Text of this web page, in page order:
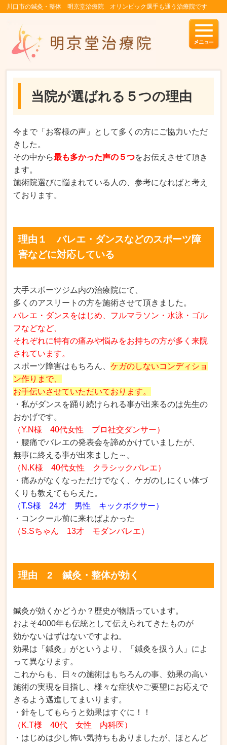
川口市の鍼灸・整体 明京堂治療院 オリンピック選手も通う治療院です
当院が選ばれる５つの理由
今まで「お客様の声」として多くの方にご協力いただ
きした。
その中から最も多かった声の５つをお伝えさせて頂き
ます。
施術院選びに悩まれている人の、参考になればと考え
ております。
理由１ バレエ・ダンスなどのスポーツ障
害などに対応している
大手スポーツジム内の治療院にて、
多くのアスリートの方を施術させて頂きました。
バレエ・ダンスをはじめ、フルマラソン・水泳・ゴル
フなどなど、
それぞれに特有の痛みや悩みをお持ちの方が多く来院
されています。
スポーツ障害はもちろん、ケガのしないコンディショ
ン作りまで、
お手伝いさせていただいております。
・私がダンスを踊り続けられる事が出来るのは先生の
おかげです。
（Y.N様 40代女性 プロ社交ダンサー）
・腰痛でバレエの発表会を諦めかけていましたが、
無事に終える事が出来ました～。
（N.K様 40代女性 クラシックバレエ）
・痛みがなくなっただけでなく、ケガのしにくい体づ
くりも教えてもらえた。
（T.S様 24才 男性 キックボクサー）
・コンクール前に来ればよかった
（S.Sちゃん 13才 モダンバレエ）
理由 2 鍼灸・整体が効く
鍼灸が効くかどうか？歴史が物語っています。
およそ4000年も伝統として伝えられてきたものが
効かないはずはないですよね。
効果は「鍼灸」がというより、「鍼灸を扱う人」によ
って異なります。
これからも、日々の施術はもちろんの事、効果の高い
施術の実現を目指し、様々な症状やご要望にお応えで
きるよう邁進してまいります。
・針をしてもらうと効果はすぐに！！
（K.T様 40代 女性 内科医）
・はじめは少し怖い気持ちもありましたが、ほとんど